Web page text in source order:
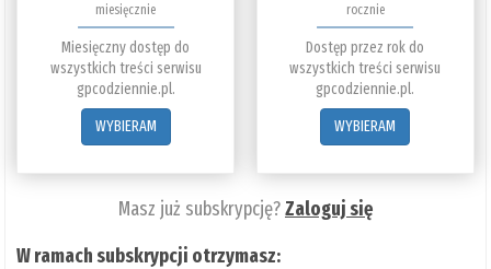
miesięcznie
Miesięczny dostęp do
wszystkich treści serwisu
gpcodziennie.pl.
WYBIERAM
rocznie
Dostęp przez rok do
wszystkich treści serwisu
gpcodziennie.pl.
WYBIERAM
Masz już subskrypcję?Zaloguj się
W ramach subskrypcji otrzymasz: